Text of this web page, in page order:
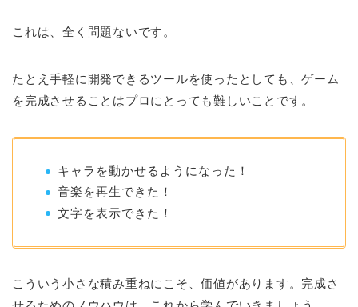
これは、全く問題ないです。
たとえ手軽に開発できるツールを使ったとしても、ゲーム
を完成させることはプロにとっても難しいことです。
キャラを動かせるようになった！
音楽を再生できた！
文字を表示できた！
こういう小さな積み重ねにこそ、価値があります。完成さ